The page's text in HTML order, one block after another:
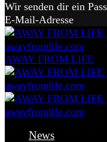
Wir senden dir ein
E-Mail-Adresse
AWAY FROM LIFE
News